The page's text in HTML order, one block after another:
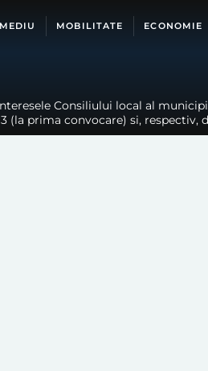
MEDIU MOBILITATE ECONOMIE
Consiliului local al
(la prima convocare) si, respectiv,